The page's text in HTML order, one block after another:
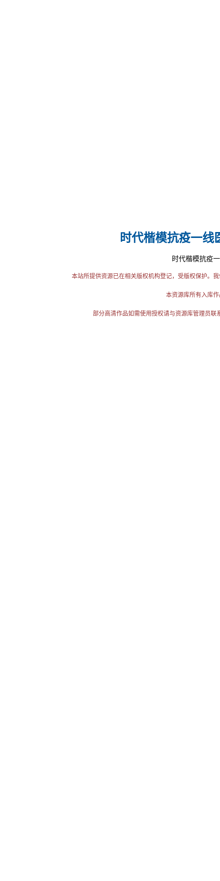
时代楷模抗疫一线
时代楷模抗疫
本站所提供资源已在相关版权机构登记，受版权保护。
本资源库所有入库
部分高清作品如需使用授权请与资源库管理员联